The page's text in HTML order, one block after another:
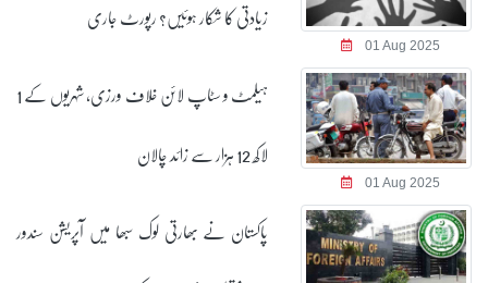
01 Aug 2025
زیادتی کا شکار ہوئیں؟ رپورٹ جاری
01 Aug 2025
ہیلمٹ و سٹاپ لائن خلاف ورزی، شہریوں کے 1
لاکھ 12 ہزار سے زائد چالان
پاکستان نے بھارتی لوک سبھا میں آپریشن سندور